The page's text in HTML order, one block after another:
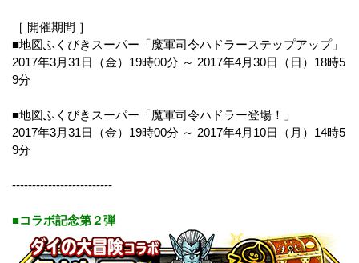
［ 開催期間 ］
■地図ふくびきスーパー「魔軍司令ハドラーステップアップ」
2017年3月31日（金）19時00分 ～ 2017年4月30日（日）18時5
9分
■地図ふくびきスーパー「魔軍司令ハドラー登場！」
2017年3月31日（金）19時00分 ～ 2017年4月10日（月）14時5
9分
-------------------------
■コラボ記念第２弾